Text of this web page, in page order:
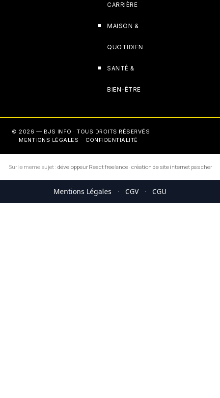
CARRIÈRE
MAISON &
QUOTIDIEN
SANTÉ &
BIEN-ÊTRE
© 2026 — BJS INFO · TOUS DROITS RÉSERVÉS
MENTIONS LÉGALES
CONFIDENTIALITÉ
Sur le meme sujet : développeur React freelance·création de site internet pas cher
Mentions Légales · CGV · CGU